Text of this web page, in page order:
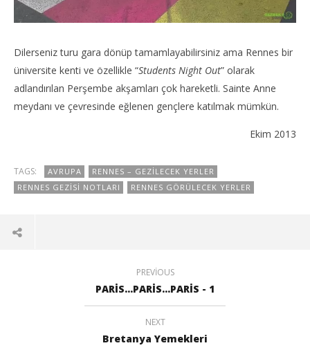
Dilerseniz turu gara dönüp tamamlayabilirsiniz ama Rennes bir
üniversite kenti ve özellikle “Students Night Out” olarak
adlandırılan Perşembe akşamları çok hareketli. Sainte Anne
meydanı ve çevresinde eğlenen gençlere katılmak mümkün.
Ekim 2013
TAGS: AVRUPA
RENNES – GEZILECEK YERLER
RENNES GEZISI NOTLARI
RENNES GÖRÜLECEK YERLER
PREVIOUS
PARİS...PARİS...PARİS - 1
NEXT
Bretanya Yemekleri